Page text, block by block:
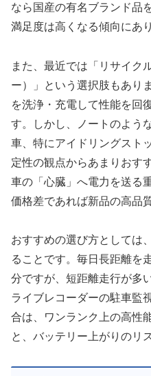
なら国産の有名ブランド品
満足度は高くなる傾向にあ
また、最近では「リサイク
ー）」という選択肢もあり
を洗浄・充電して性能を回
す。しかし、ノートのよう
車、特にアイドリングスト
定性の観点からあまりおす
車の「心臓」へ電力を送る
価格差であれば新品の高品
おすすめの選び方としては
ることです。毎日長距離を
分ですが、短距離走行が多
ライブレコーダーの駐車監
合は、ワンランク上の高性
と、バッテリー上がりのリ